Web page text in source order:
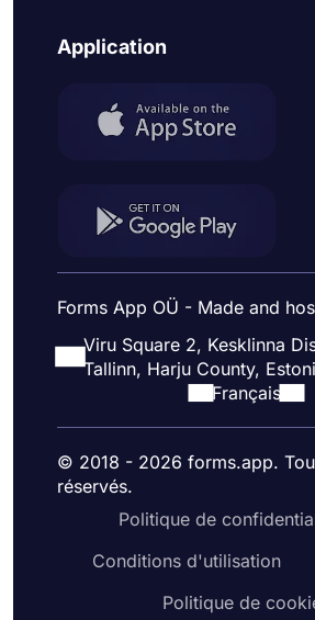
Application
Forms App OÜ - Made and
Viru Square 2, Kesklinna
Tallinn, Harju County,
Français
© 2018 - 2026 forms.app.
réservés.
Politique de
Conditions d'utilisation
Politique de